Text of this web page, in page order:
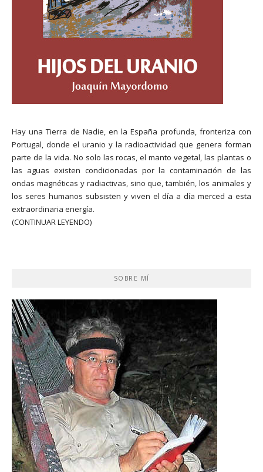
Hay una Tierra de Nadie, en la España profunda, fronteriza con
Portugal, donde el uranio y la radioactividad que genera forman
parte de la vida. No solo las rocas, el manto vegetal, las plantas o
las aguas existen condicionadas por la contaminación de las
ondas magnéticas y radiactivas, sino que, también, los animales y
los seres humanos subsisten y viven el día a día merced a esta
extraordinaria energía.
(CONTINUAR LEYENDO)
SOBRE MÍ